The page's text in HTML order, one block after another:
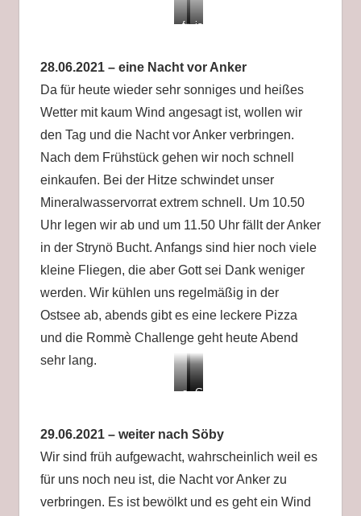
fest
Rudköbing
ist
schön
28.06.2021 – eine Nacht vor Anker
Da für heute wieder sehr sonniges und heißes
Wetter mit kaum Wind angesagt ist, wollen wir
den Tag und die Nacht vor Anker verbringen.
Nach dem Frühstück gehen wir noch schnell
einkaufen. Bei der Hitze schwindet unser
Mineralwasservorrat extrem schnell. Um 10.50
Uhr legen wir ab und um 11.50 Uhr fällt der Anker
in der Strynö Bucht. Anfangs sind hier noch viele
kleine Fliegen, die aber Gott sei Dank weniger
werden. Wir kühlen uns regelmäßig in der
Ostsee ab, abends gibt es eine leckere Pizza
und die Rommè Challenge geht heute Abend
sehr lang.
erstes
ankern
sitzt!
Gute
29.06.2021 – weiter nach Söby
Wir sind früh aufgewacht, wahrscheinlich weil es
für uns noch neu ist, die Nacht vor Anker zu
verbringen. Es ist bewölkt und es geht ein Wind